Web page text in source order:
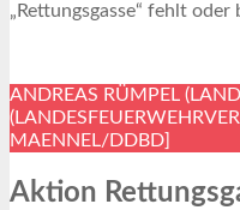
„Rettungsgasse“ fehlt
ANDREAS RÜMPEL
MAENNEL/DDBD]
Aktion